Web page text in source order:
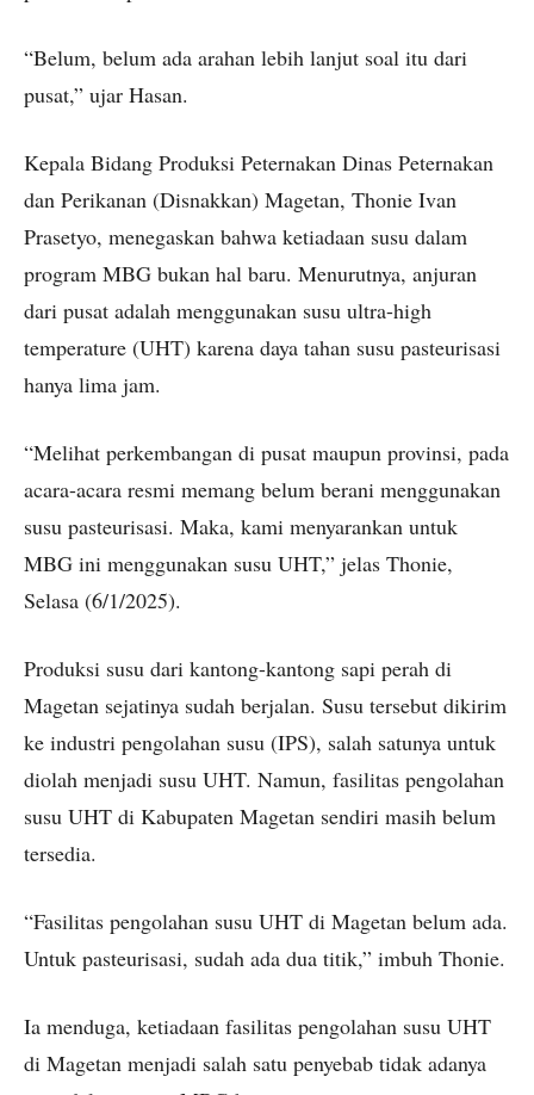
“Belum, belum ada arahan lebih lanjut soal itu dari
pusat,” ujar Hasan.
Kepala Bidang Produksi Peternakan Dinas Peternakan
dan Perikanan (Disnakkan) Magetan, Thonie Ivan
Prasetyo, menegaskan bahwa ketiadaan susu dalam
program MBG bukan hal baru. Menurutnya, anjuran
dari pusat adalah menggunakan susu ultra-high
temperature (UHT) karena daya tahan susu pasteurisasi
hanya lima jam.
“Melihat perkembangan di pusat maupun provinsi, pada
acara-acara resmi memang belum berani menggunakan
susu pasteurisasi. Maka, kami menyarankan untuk
MBG ini menggunakan susu UHT,” jelas Thonie,
Selasa (6/1/2025).
Produksi susu dari kantong-kantong sapi perah di
Magetan sejatinya sudah berjalan. Susu tersebut dikirim
ke industri pengolahan susu (IPS), salah satunya untuk
diolah menjadi susu UHT. Namun, fasilitas pengolahan
susu UHT di Kabupaten Magetan sendiri masih belum
tersedia.
“Fasilitas pengolahan susu UHT di Magetan belum ada.
Untuk pasteurisasi, sudah ada dua titik,” imbuh Thonie.
Ia menduga, ketiadaan fasilitas pengolahan susu UHT
di Magetan menjadi salah satu penyebab tidak adanya